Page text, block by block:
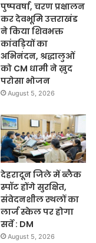
पुष्पवर्षा, चरण प्रक्षालन
कर देवभूमि उत्तराखंड
ने किया शिवभक्त
कांवड़ियों का
अभिनंदन, श्रद्धालुओं
को CM धामी ने ख़ुद
परोसा भोजन
August 5, 2026
देहरादून जिले में ब्लैक
स्पॉट होंगे सुरक्षित,
संवेदनशील स्थलों का
लार्ज स्केल पर होगा
सर्वे : DM
August 5, 2026